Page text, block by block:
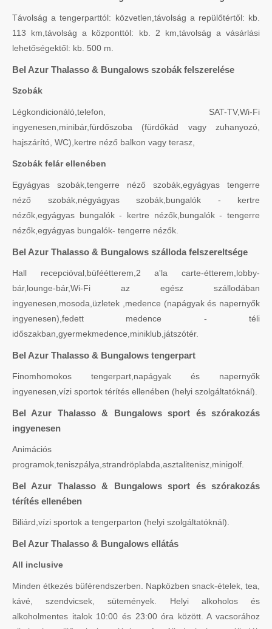
Távolság a tengerparttól: közvetlen,távolság a repülőtértől: kb.
113 km,távolság a központtól: kb. 2 km,távolság a vásárlási
lehetőségektől: kb. 500 m.
Bel Azur Thalasso & Bungalows szobák felszerelése
Szobák
Légkondicionáló,telefon, SAT-TV,Wi-Fi
ingyenesen,minibár,fürdőszoba (fürdőkád vagy zuhanyozó,
hajszárító, WC),kertre néző balkon vagy terasz,
Szobák felár ellenében
Egyágyas szobák,tengerre néző szobák,egyágyas tengerre
néző szobák,négyágyas szobák,bungalók - kertre
nézők,egyágyas bungalók - kertre nézők,bungalók - tengerre
nézők,egyágyas bungalók- tengerre nézők.
Bel Azur Thalasso & Bungalows szálloda felszereltsége
Hall recepcióval,büféétterem,2 a'la carte-étterem,lobby-
bár,lounge-bár,Wi-Fi az egész szállodában
ingyenesen,mosoda,üzletek ,medence (napágyak és napernyők
ingyenesen),fedett medence - téli
időszakban,gyermekmedence,miniklub,játszótér.
Bel Azur Thalasso & Bungalows tengerpart
Finomhomokos tengerpart,napágyak és napernyők
ingyenesen,vízi sportok térítés ellenében (helyi szolgáltatóknál).
Bel Azur Thalasso & Bungalows sport és szórakozás
ingyenesen
Animációs
programok,teniszpálya,strandröplabda,asztalitenisz,minigolf.
Bel Azur Thalasso & Bungalows sport és szórakozás
térítés ellenében
Biliárd,vízi sportok a tengerparton (helyi szolgáltatóknál).
Bel Azur Thalasso & Bungalows ellátás
All inclusive
Minden étkezés büférendszerben. Napközben snack-ételek, tea,
kávé, szendvicsek, sütemények. Helyi alkoholos és
alkoholmentes italok 10:00 és 23:00 óra között. A vacsorához